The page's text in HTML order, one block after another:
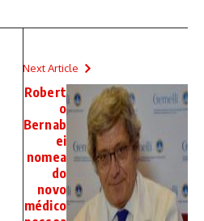
Next Article
Robert
o
Bernab
ei
nomea
do
novo
médico